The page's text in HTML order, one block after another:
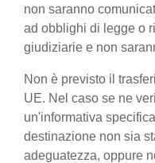
non saranno
ad obblighi di legge o
giudiziarie e non
Non è previsto il
UE. Nel caso se ne
un'informativa
destinazione non sia
adeguatezza, oppure